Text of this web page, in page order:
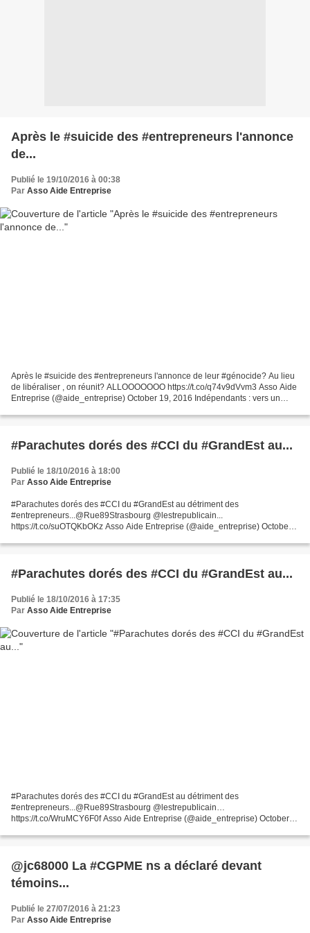
Après le #suicide des #entrepreneurs l'annonce
de...
Publié le 19/10/2016 à 00:38
Par Asso Aide Entreprise
Après le #suicide des #entrepreneurs l'annonce de leur #génocide? Au lieu
de libéraliser , on réunit? ALLOOOOOOO https://t.co/q74v9dVvm3 Asso Aide
Entreprise (@aide_entreprise) October 19, 2016 Indépendants : vers un
#Parachutes dorés des #CCI du #GrandEst au...
Publié le 18/10/2016 à 18:00
Par Asso Aide Entreprise
#Parachutes dorés des #CCI du #GrandEst au détriment des
#entrepreneurs...@Rue89Strasbourg @lestrepublicain...
https://t.co/suOTQKbOKz Asso Aide Entreprise (@aide_entreprise) October
#Parachutes dorés des #CCI du #GrandEst au...
Publié le 18/10/2016 à 17:35
Par Asso Aide Entreprise
#Parachutes dorés des #CCI du #GrandEst au détriment des
#entrepreneurs...@Rue89Strasbourg @lestrepublicain…
https://t.co/WruMCY6F0f Asso Aide Entreprise (@aide_entreprise) October
#entrepreneurs...@Rue89Strasbourg...
@jc68000 La #CGPME ns a déclaré devant
témoins...
Publié le 27/07/2016 à 21:23
Par Asso Aide Entreprise